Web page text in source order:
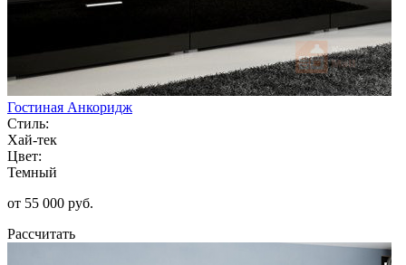
Гостиная Анкоридж
Стиль:
Хай-тек
Цвет:
Темный
от 55 000 руб.
Рассчитать